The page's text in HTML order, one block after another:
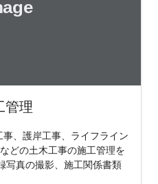
管理
、護岸工事、ライフライン
どの土木工事の施工管理を
写真の撮影、施工関係書類